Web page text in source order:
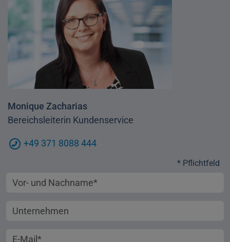
Monique Zacharias
Bereichsleiterin Kundenservice
+49 371 8088 444
* Pflichtfeld
Vorname und Nachname
Unternehmen
E-Mail-Adresse